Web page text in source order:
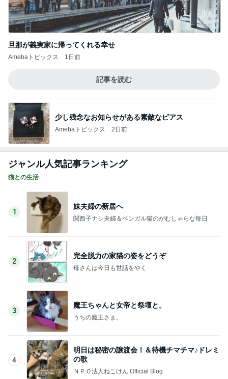
旦那が義実家に帰ってくれる幸せ
Amebaトピックス 1日前
記事を読む
少し残念なお知らせがある素敵なピアス
Amebaトピックス 2日前
ジャンル人気記事ランキング
猫との生活
1
妹夫婦の新居へ
関西子ナシ夫婦＆ベンガル猫のがむしゃらな毎日
2
完全脱力の家猫の姿をどうぞ
母さんは今日も世話をやく
3
魔王ちゃんと女帝と祭壇と。
うちの魔王さま。
4
明日は秘密の譲渡会！＆待機チマチマ♪ドレミ
の歌
ＮＰＯ法人ねこけん Official Blog